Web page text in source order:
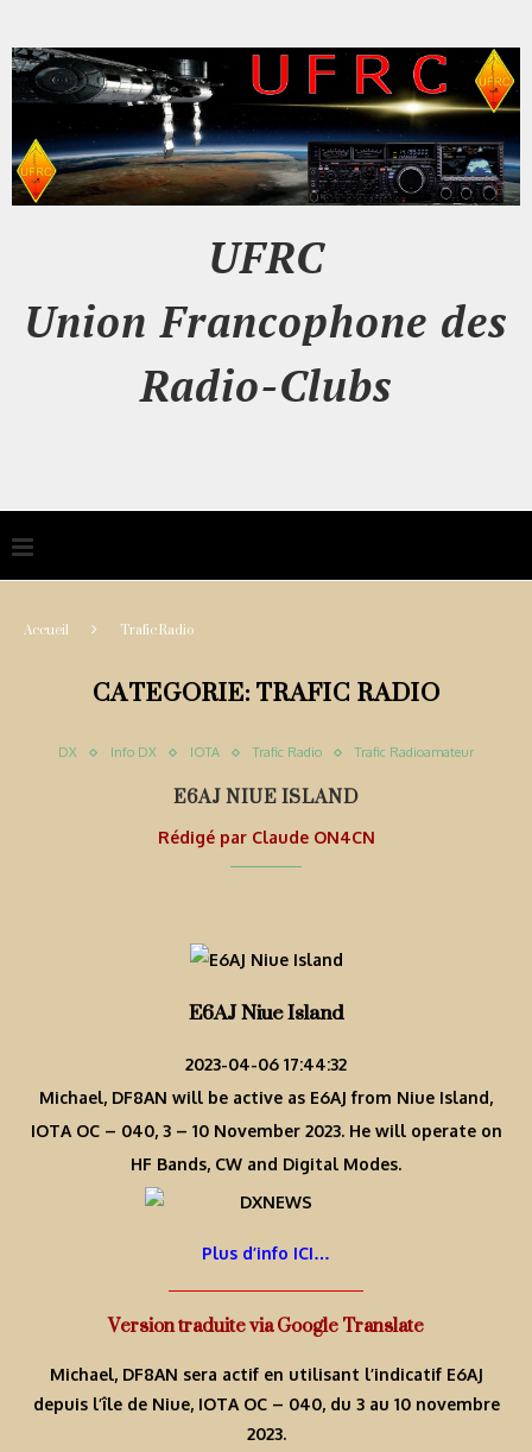
UFRC
Union Francophone des
Radio-Clubs
Accueil Trafic Radio
CATEGORIE:TRAFIC RADIO
DX Info DX IOTA Trafic Radio Trafic Radioamateur
E6AJ NIUE ISLAND
Rédigé par Claude ON4CN
E6AJ Niue Island
2023-04-06 17:44:32
Michael, DF8AN will be active as E6AJ from Niue Island,
IOTA OC – 040, 3 – 10 November 2023. He will operate on
HF Bands, CW and Digital Modes.
Plus d’info ICI…
Version traduite via Google Translate
Michael, DF8AN sera actif en utilisant l’indicatif E6AJ
depuis l’île de Niue, IOTA OC – 040, du 3 au 10 novembre
2023.